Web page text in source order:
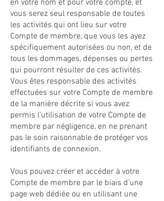
en votre nom et pour votre compte, et
vous serez seul responsable de toutes
les activités qui ont lieu sur votre
Compte de membre, que vous les ayez
spécifiquement autorisées ou non, et de
tous les dommages, dépenses ou pertes
qui pourront résulter de ces activités.
Vous êtes responsable des activités
effectuées sur votre Compte de membre
de la manière décrite si vous avez
permis l'utilisation de votre Compte de
membre par négligence, en ne prenant
pas le soin raisonnable de protéger vos
identifiants de connexion.
Vous pouvez créer et accéder à votre
Compte de membre par le biais d’une
page web dédiée ou en utilisant une